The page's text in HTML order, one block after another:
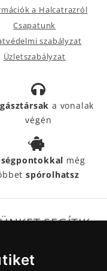
a Halcatrazról
Csapatunk
szabályzat
Üzletszabályzat
a vonalak
végén
még
spórolhatsz
SEGÍTIK